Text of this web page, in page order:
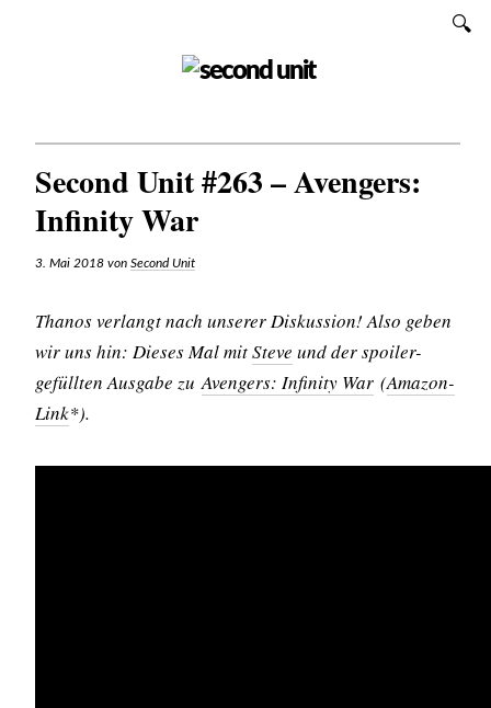
Second Unit #263 – Avengers:
Infinity War
3. Mai 2018 von Second Unit
Thanos verlangt nach unserer Diskussion! Also geben
wir uns hin: Dieses Mal mitSteve und der spoiler-
gefüllten Ausgabe zuAvengers: Infinity War(Amazon-
Link*).